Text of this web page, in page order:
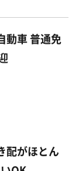
動車 普通免
配がほとん